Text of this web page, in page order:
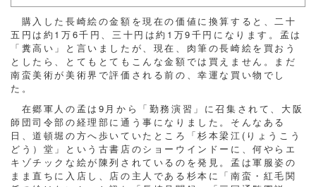
購入した長崎絵の金額を現在の価値に換算すると、二十
五円は約1万6千円、三十円は約1万9千円になります。孟は
「糞高い」と言いましたが、現在、肉筆の長崎絵を買おう
としたら、とてもとてもこんな金額では買えません。まだ
南蛮美術が美術界で評価される前の、幸運な買い物でし
た。
在郷軍人の孟は9月から「勤務演習」に召集されて、大阪
師団司令部の経理部に通う事になりました。そんなある
日、道頓堀の方へ歩いていたところ「杉本梁江(りょうこう
どう）堂」という古書店のショーウインドーに、何やらエ
キゾチックな絵が陳列されているのを発見。孟は軍服姿の
まま直ちに入店し、店の主人である杉本に「南蛮・紅毛関